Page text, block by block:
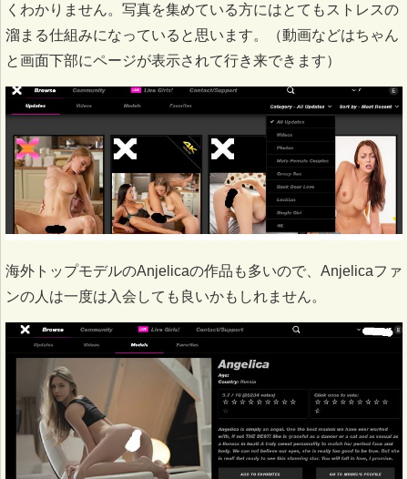
くわかりません。写真を集めている方にはとてもストレスの
溜まる仕組みになっていると思います。（動画などはちゃん
と画面下部にページが表示されて行き来できます）
海外トップモデルのAnjelicaの作品も多いので、Anjelicaファ
ンの人は一度は入会しても良いかもしれません。